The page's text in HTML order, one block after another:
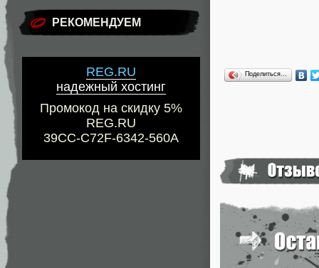
РЕКОМЕНДУЕМ
REG.RU
надежный хостинг
Промокод на скидку 5%
REG.RU
39CC-C72F-6342-560A
Поделиться…